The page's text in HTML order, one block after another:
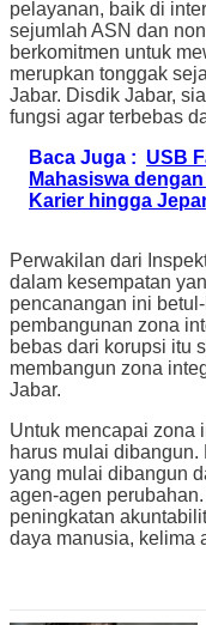
pelayanan, baik di
sejumlah ASN dan
berkomitmen untuk
merupkan tonggak
Jabar. Disdik Jabar,
fungsi agar terbebas
Baca Juga : USB
Mahasiswa
Karier hingga
Perwakilan dari
dalam kesempatan
pencanangan ini
pembangunan zona
bebas dari korupsi itu
membangun zona
Jabar.
Untuk mencapai zona
harus mulai
yang mulai dibangun
agen-agen
peningkatan
daya manusia, kelima